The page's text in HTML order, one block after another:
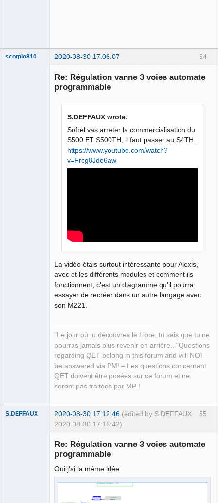
54
scorpio810 2020-08-30 17:06:07
Re: Régulation vanne 3 voies automate
programmable
S.DEFFAUX wrote:
Sofrel vas arreter la commercialisation du
S500 ET S500TH, il faut passer au S4TH.
https://www.youtube.com/watch?
v=Frcg8Jde6aw
La vidéo étais surtout intéressante pour Alexis,
avec et les différents modules et comment ils
fonctionnent, c'est un diagramme qu'il pourra
essayer de recréer dans un autre langage avec
son M221.
"Le jour où tu découvres le Libre, tu sais que tu ne
pourras jamais plus revenir en arrière..."Questions
regarding QET belong in this forum and will NOT
be answered via PM! – Les questions concernant
QET doivent être posées sur ce forum et ne
seront pas traitées par MP !
55
S.DEFFAUX 2020-08-30 17:12:46 (edited by S.DEFFAUX
2020-08-30 17:16:42)
Re: Régulation vanne 3 voies automate
programmable
Oui j'ai la méme idée